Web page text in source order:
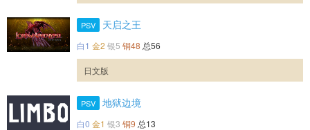
PSV 天启之王
白1 金2 银5 铜48 总56
日文版
PSV 地狱边境
白0 金1 银3 铜9 总13